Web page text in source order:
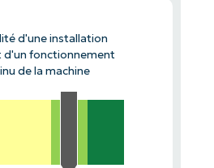
d'une installation
d'un fonctionnement
de la machine